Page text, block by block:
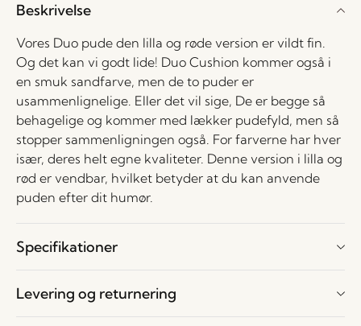
Beskrivelse
Vores Duo pude den lilla og røde version er vildt fin.
Og det kan vi godt lide! Duo Cushion kommer også i
en smuk sandfarve, men de to puder er
usammenlignelige. Eller det vil sige, De er begge så
behagelige og kommer med lækker pudefyld, men så
stopper sammenligningen også. For farverne har hver
især, deres helt egne kvaliteter. Denne version i lilla og
rød er vendbar, hvilket betyder at du kan anvende
puden efter dit humør.
Specifikationer
Levering og returnering